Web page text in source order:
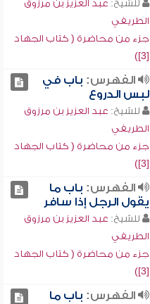
للشيخ: عبد العزيز بن مرزوق
الطريفي
جزء من محاضرة ( كتاب الجهاد
[3])
الفهرس: باب في
لبس الدروع
للشيخ: عبد العزيز بن مرزوق
الطريفي
جزء من محاضرة ( كتاب الجهاد
[3])
الفهرس: باب ما
يقول الرجل إذا سافر
للشيخ: عبد العزيز بن مرزوق
الطريفي
جزء من محاضرة ( كتاب الجهاد
[3])
الفهرس: باب ما